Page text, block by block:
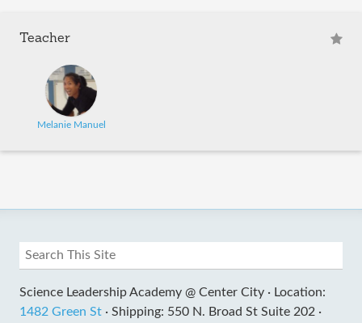
Teacher
Melanie Manuel
Science Leadership Academy @ Center City · Location:
1482 Green St · Shipping: 550 N. Broad St Suite 202 ·